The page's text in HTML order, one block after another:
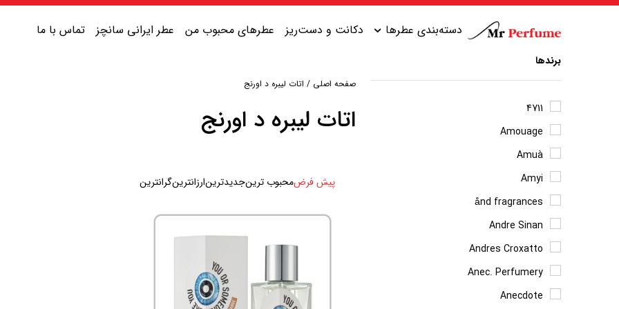
دسته‌بندی عطرها
عطر زنانه شیرین
عطر زنانه گرم
عطر زنانه تلخ
عطر مردانه شیرین
عطر یونیسکس شیرین
عطر یونیسکس گرم
دکانت و دست‌ریز عطرهای محبوب من عطر ایرانی سانچز تماس با ما
برندها
4711
Amouage
Amuà
Amyi
ånd fragrances
Andre Sinan
Andres Croxatto
Anec. Perfumery
Anecdote
صفحه اصلی / اتات لیبره د اورنج
اتات لیبره د اورنج
پیش فرضمحبوب ترینجدیدترینارزانترینگرانترین